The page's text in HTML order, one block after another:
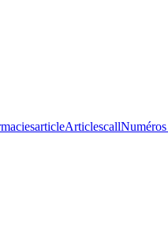
articleArticlescall